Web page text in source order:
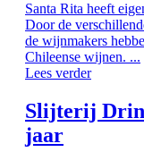
Santa Rita heeft
Door de
de wijnmakers
Chileense wijnen. ...
Lees verder
Slijterij
jaar